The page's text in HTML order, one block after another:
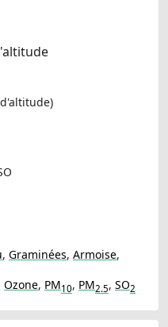
, Graminées, Armoise,
Ozone, PM10, PM2.5, SO2